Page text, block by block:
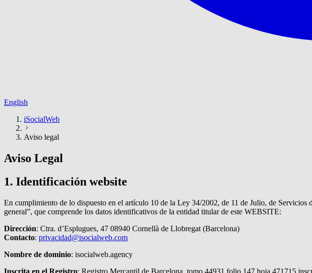
English
iSocialWeb
Aviso legal
Aviso Legal
1. Identificación website
En cumplimiento de lo dispuesto en el artículo 10 de la Ley 34/2002, de 11 de Julio, de
general”, que comprende los datos identificativos de la entidad titular de este WEBSITE:
Dirección: Ctra. d’Esplugues, 47 08940 Cornellà de Llobregat (Barcelona)
Contacto: privacidad@isocialweb.com
Nombre de dominio: isocialweb.agency
Inscrita en el Registro: Registro Mercantil de Barcelona, tomo 44931 folio 147 hoja 471715